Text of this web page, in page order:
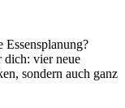
Essensplanung?
dich: vier neue
sondern auch ganz